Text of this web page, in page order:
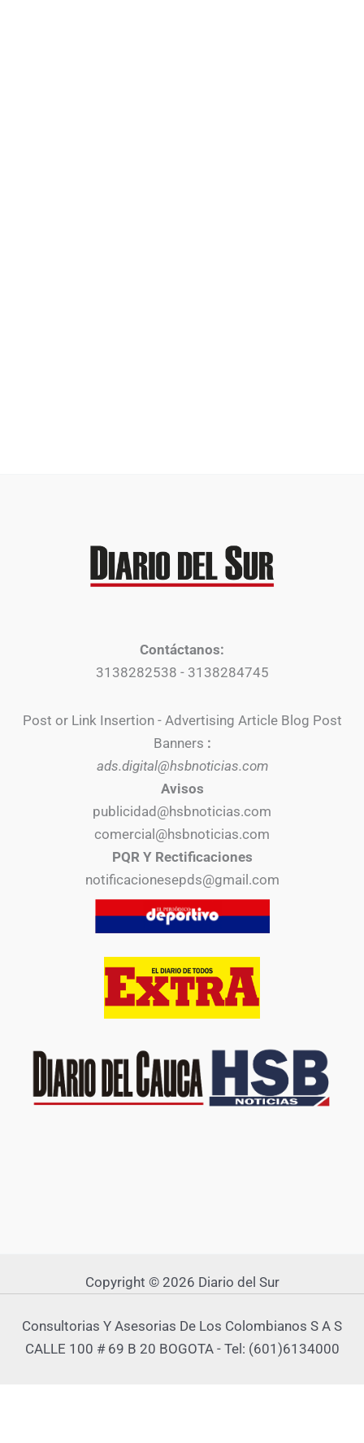
Contáctanos:
3138282538 - 3138284745
Post or Link Insertion - Advertising Article Blog Post
Banners :
ads.digital@hsbnoticias.com
Avisos
publicidad@hsbnoticias.com
comercial@hsbnoticias.com
PQR Y Rectificaciones
notificacionesepds@gmail.com
Copyright © 2026 Diario del Sur
Consultorias Y Asesorias De Los Colombianos S A S
CALLE 100 # 69 B 20 BOGOTA - Tel: (601)6134000